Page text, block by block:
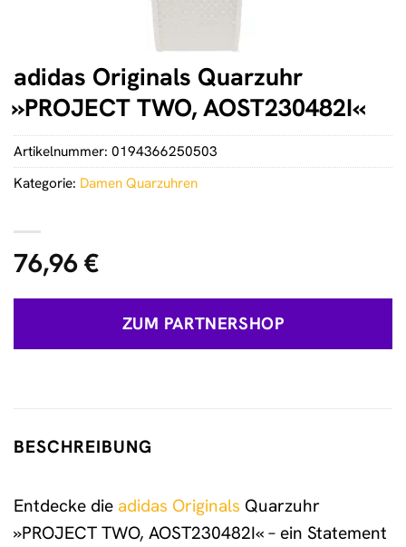
adidas Originals Quarzuhr
»PROJECT TWO, AOST230482I«
76,96€
ZUM PARTNERSHOP
Artikelnummer: 0194366250503
Kategorie: Damen Quarzuhren
BESCHREIBUNG
Entdecke die adidas Originals Quarzuhr
»PROJECT TWO, AOST230482I« – ein Statement